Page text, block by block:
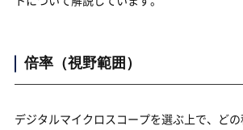
倍率（視野範囲）
デジタルマイクロスコープを選ぶ上で、ど